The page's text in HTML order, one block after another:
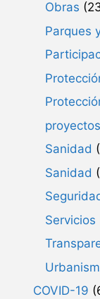
Obras
Parques
Sanidad
Sanidad
Servicios
COVID-19